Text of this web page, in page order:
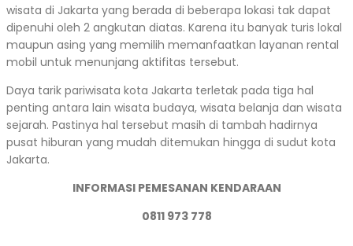
wisata di Jakarta yang berada di beberapa lokasi tak dapat
dipenuhi oleh 2 angkutan diatas. Karena itu banyak turis lokal
maupun asing yang memilih memanfaatkan layanan rental
mobil untuk menunjang aktifitas tersebut.
Daya tarik pariwisata kota Jakarta terletak pada tiga hal
penting antara lain wisata budaya, wisata belanja dan wisata
sejarah. Pastinya hal tersebut masih di tambah hadirnya
pusat hiburan yang mudah ditemukan hingga di sudut kota
Jakarta.
INFORMASI PEMESANAN KENDARAAN
0811 973 778